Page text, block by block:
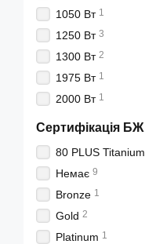
1050 Вт 1
1250 Вт 3
1300 Вт 2
1975 Вт 1
2000 Вт 1
Сертифікація БЖ
80 PLUS Titanium
Немає 9
Bronze 1
Gold 2
Platinum 1